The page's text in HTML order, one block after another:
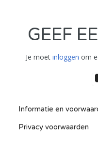
GEEF
Je moet inloggen om
Informatie en
Privacy voorwaarden